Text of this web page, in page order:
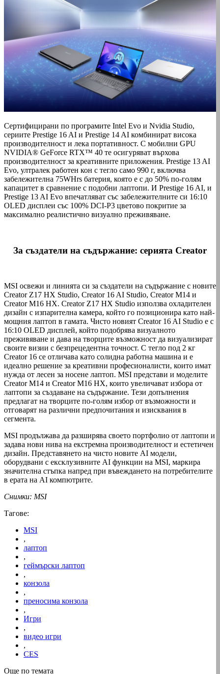
Сертифицирани по програмите Intel Evo и Nvidia Studio,
сериите Prestige 16 AI и Prestige 14 AI комбинират висока
производителност и лека портативност. С мобилни GPU
NVIDIA® GeForce RTX™ 40 те осигуряват върхова
производителност за креативните приложения. Prestige 13 AI
Evo, ултралек работен кон с тегло само 990 г, включва
забележителна 75WHrs батерия, която е с до 50% по-голям
капацитет в сравнение с подобни лаптопи. И Prestige 16 AI, и
Prestige 13 AI Evo впечатляват със забележителните си 16:10
OLED дисплеи със 100% DCI-P3 цветово покритие за
максимално реалистично визуално преживяване.
За създатели на съдържание: серията Creator
MSI освежи и линията си за създатели на съдържание с новите
Creator Z17 HX Studio, Creator 16 AI Studio, Creator M14 и
Creator M16 HX. Creator Z17 HX Studio използва охладителен
дизайн с изпарителна камера, който го позиционира като най-
мощния лаптоп в гамата. Чисто новият Creator 16 AI Studio е с
16:10 OLED дисплей, който подобрява визуалното
преживяване и дава на творците възможност да визуализират
своите визии с безпрецедентна точност. С тегло под 2 кг
Creator 16 се отличава като солидна работна машина и е
идеално решение за креативни професионалисти, които имат
нужда от лесен за носене лаптоп. MSI представи и моделите
Creator M14 и Creator M16 HX, които увеличават избора от
лаптопи за създаване на съдържание. Тези допълнения
предлагат на творците по-голям избор от възможности и
отговарят на различни предпочитания и изисквания в
сегмента.
MSI продължава да разширява своето портфолио от лаптопи и
задава нови нива на екстремна производителност и естетичен
дизайн. Представянето на чисто новите AI модели,
оборудвани с ексклузивните AI функции на MSI, маркира
значителна стъпка напред при въвеждането на потребителите
в ерата на AI компютрите.
Снимки: MSI
Тагове:
MSI
,
лаптоп
,
геймърски лаптоп
,
конзола
,
преносима конзола
,
Игри
,
видео игри
,
CES
Още по темата